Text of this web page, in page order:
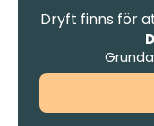
Dryft finns för